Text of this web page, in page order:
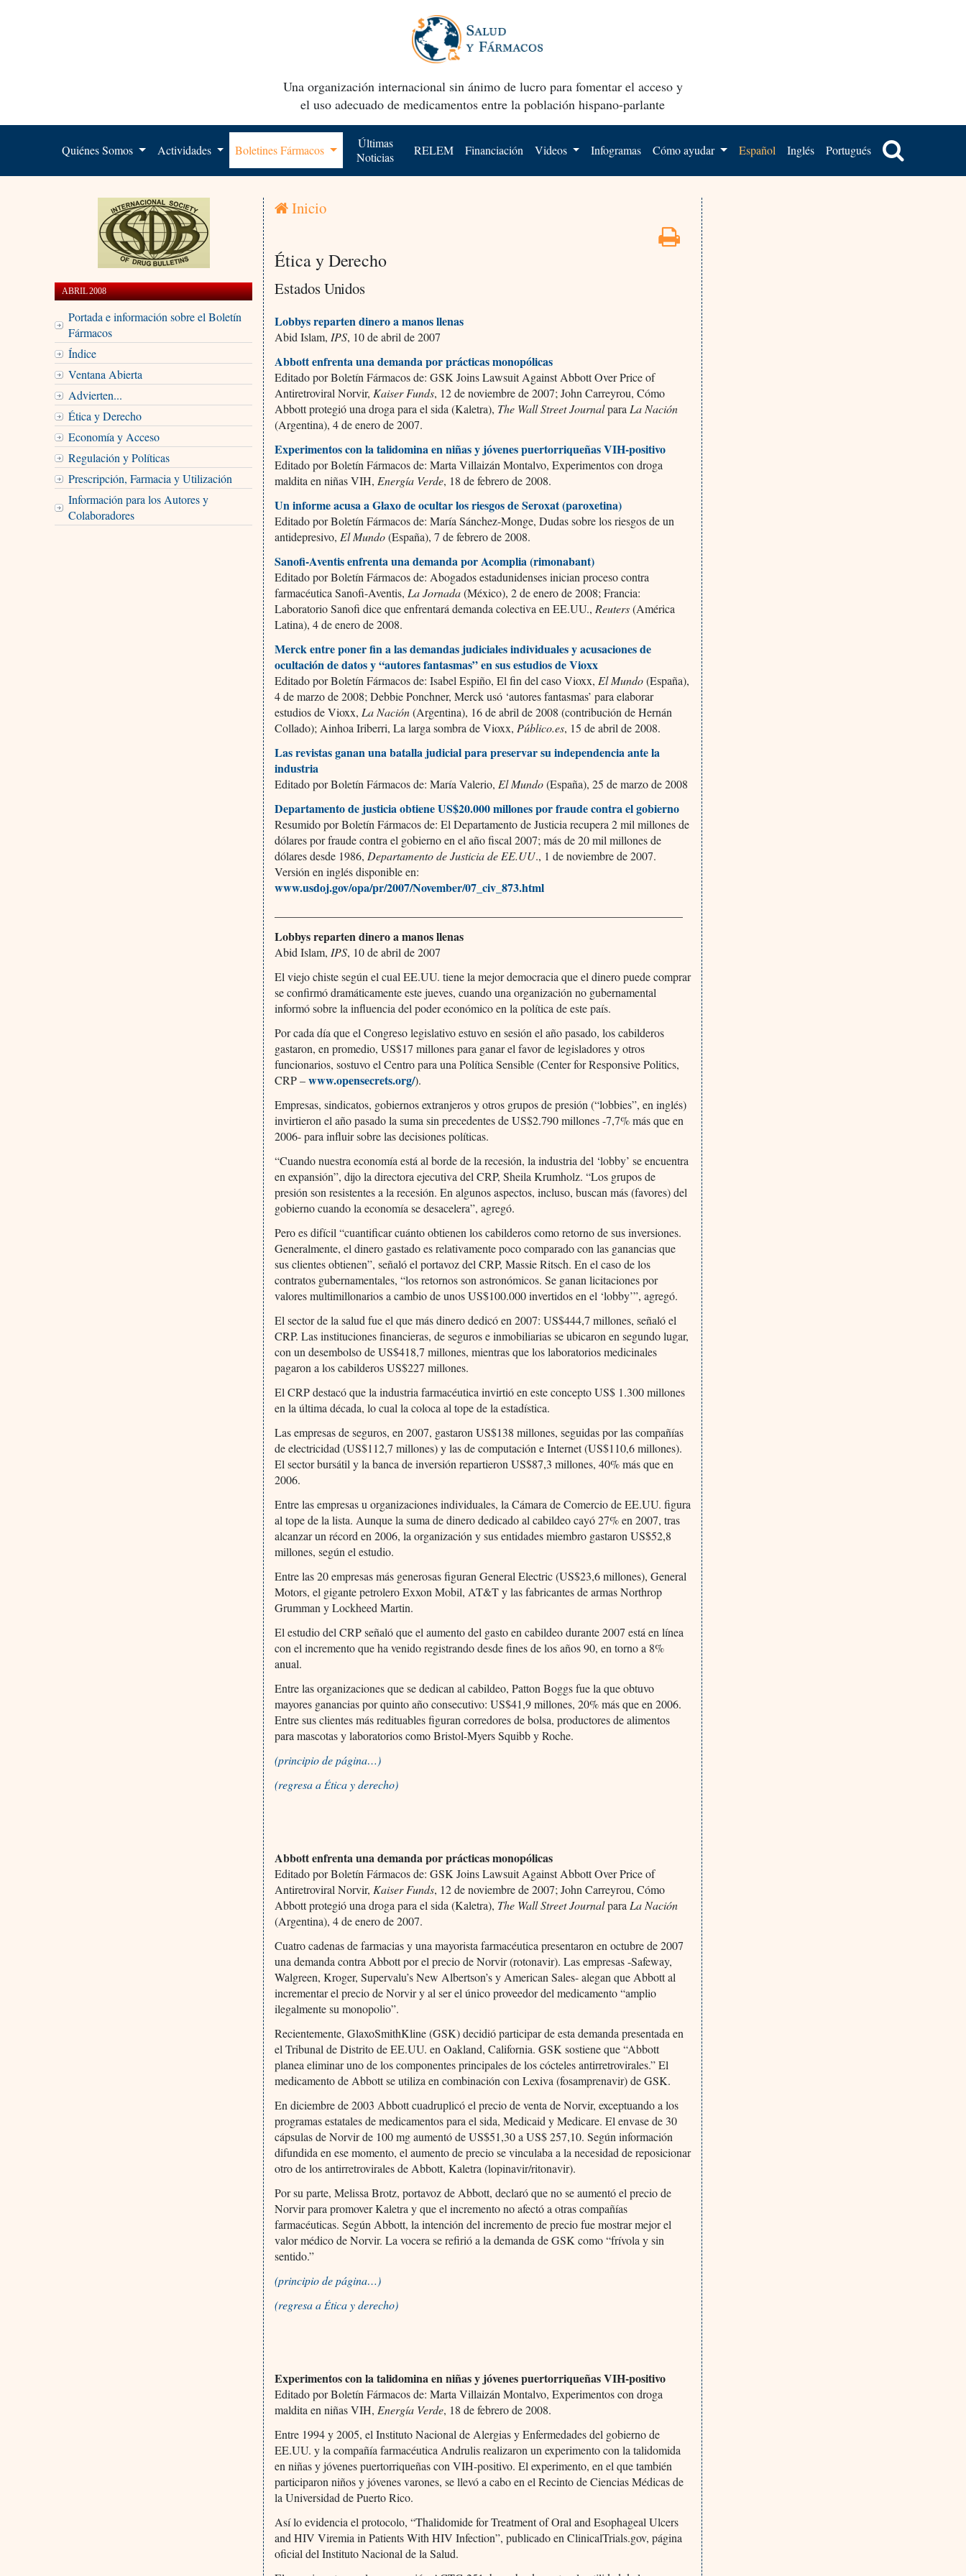
Una organización internacional sin ánimo de lucro para fomentar el acceso y
el uso adecuado de medicamentos entre la población hispano-parlante
Quiénes Somos Actividades Boletines Fármacos
Últimas
Noticias
RELEM Financiación Videos Infogramas Cómo ayudar Español Inglés Portugués
ABRIL 2008
Portada e información sobre el Boletín
Fármacos
Índice
Ventana Abierta
Advierten...
Ética y Derecho
Economía y Acceso
Regulación y Políticas
Prescripción, Farmacia y Utilización
Información para los Autores y
Colaboradores
Inicio
Ética y Derecho
Estados Unidos
Lobbys reparten dinero a manos llenas
Abid Islam, IPS, 10 de abril de 2007
Abbott enfrenta una demanda por prácticas monopólicas
Editado por Boletín Fármacos de: GSK Joins Lawsuit Against Abbott Over Price of
Antiretroviral Norvir, Kaiser Funds, 12 de noviembre de 2007; John Carreyrou, Cómo
Abbott protegió una droga para el sida (Kaletra), The Wall Street Journalpara La Nación
(Argentina), 4 de enero de 2007.
Experimentos con la talidomina en niñas y jóvenes puertorriqueñas VIH-positivo
Editado por Boletín Fármacos de: Marta Villaizán Montalvo, Experimentos con droga
maldita en niñas VIH, Energía Verde, 18 de febrero de 2008.
Un informe acusa a Glaxo de ocultar los riesgos de Seroxat (paroxetina)
Editado por Boletín Fármacos de: María Sánchez-Monge, Dudas sobre los riesgos de un
antidepresivo, El Mundo(España), 7 de febrero de 2008.
Sanofi-Aventis enfrenta una demanda por Acomplia (rimonabant)
Editado por Boletín Fármacos de: Abogados estadunidenses inician proceso contra
farmacéutica Sanofi-Aventis, La Jornada(México), 2 de enero de 2008; Francia:
Laboratorio Sanofi dice que enfrentará demanda colectiva en EE.UU., Reuters(América
Latina), 4 de enero de 2008.
Merck entre poner fin a las demandas judiciales individuales y acusaciones de
ocultación de datos y “autores fantasmas” en sus estudios de Vioxx
Editado por Boletín Fármacos de: Isabel Espiño, El fin del caso Vioxx, El Mundo(España),
4 de marzo de 2008; Debbie Ponchner, Merck usó ‘autores fantasmas’ para elaborar
estudios de Vioxx, La Nación(Argentina), 16 de abril de 2008 (contribución de Hernán
Collado); Ainhoa Iriberri, La larga sombra de Vioxx, Público.es, 15 de abril de 2008.
Las revistas ganan una batalla judicial para preservar su independencia ante la
industria
Editado por Boletín Fármacos de: María Valerio, El Mundo(España), 25 de marzo de 2008
Departamento de justicia obtiene US$20.000 millones por fraude contra el gobierno
Resumido por Boletín Fármacos de: El Departamento de Justicia recupera 2 mil millones de
dólares por fraude contra el gobierno en el año fiscal 2007; más de 20 mil millones de
dólares desde 1986, Departamento de Justicia de EE.UU., 1 de noviembre de 2007.
Versión en inglés disponible en:
www.usdoj.gov/opa/pr/2007/November/07_civ_873.html
Lobbys reparten dinero a manos llenas
Abid Islam, IPS, 10 de abril de 2007
El viejo chiste según el cual EE.UU. tiene la mejor democracia que el dinero puede comprar
se confirmó dramáticamente este jueves, cuando una organización no gubernamental
informó sobre la influencia del poder económico en la política de este país.
Por cada día que el Congreso legislativo estuvo en sesión el año pasado, los cabilderos
gastaron, en promedio, US$17 millones para ganar el favor de legisladores y otros
funcionarios, sostuvo el Centro para una Política Sensible (Center for Responsive Politics,
CRP –www.opensecrets.org/).
Empresas, sindicatos, gobiernos extranjeros y otros grupos de presión (“lobbies”, en inglés)
invirtieron el año pasado la suma sin precedentes de US$2.790 millones -7,7% más que en
2006- para influir sobre las decisiones políticas.
“Cuando nuestra economía está al borde de la recesión, la industria del ‘lobby’ se encuentra
en expansión”, dijo la directora ejecutiva del CRP, Sheila Krumholz. “Los grupos de
presión son resistentes a la recesión. En algunos aspectos, incluso, buscan más (favores) del
gobierno cuando la economía se desacelera”, agregó.
Pero es difícil “cuantificar cuánto obtienen los cabilderos como retorno de sus inversiones.
Generalmente, el dinero gastado es relativamente poco comparado con las ganancias que
sus clientes obtienen”, señaló el portavoz del CRP, Massie Ritsch. En el caso de los
contratos gubernamentales, “los retornos son astronómicos. Se ganan licitaciones por
valores multimillonarios a cambio de unos US$100.000 invertidos en el ‘lobby’”, agregó.
El sector de la salud fue el que más dinero dedicó en 2007: US$444,7 millones, señaló el
CRP. Las instituciones financieras, de seguros e inmobiliarias se ubicaron en segundo lugar,
con un desembolso de US$418,7 millones, mientras que los laboratorios medicinales
pagaron a los cabilderos US$227 millones.
El CRP destacó que la industria farmacéutica invirtió en este concepto US$ 1.300 millones
en la última década, lo cual la coloca al tope de la estadística.
Las empresas de seguros, en 2007, gastaron US$138 millones, seguidas por las compañías
de electricidad (US$112,7 millones) y las de computación e Internet (US$110,6 millones).
El sector bursátil y la banca de inversión repartieron US$87,3 millones, 40% más que en
2006.
Entre las empresas u organizaciones individuales, la Cámara de Comercio de EE.UU. figura
al tope de la lista. Aunque la suma de dinero dedicado al cabildeo cayó 27% en 2007, tras
alcanzar un récord en 2006, la organización y sus entidades miembro gastaron US$52,8
millones, según el estudio.
Entre las 20 empresas más generosas figuran General Electric (US$23,6 millones), General
Motors, el gigante petrolero Exxon Mobil, AT&T y las fabricantes de armas Northrop
Grumman y Lockheed Martin.
El estudio del CRP señaló que el aumento del gasto en cabildeo durante 2007 está en línea
con el incremento que ha venido registrando desde fines de los años 90, en torno a 8%
anual.
Entre las organizaciones que se dedican al cabildeo, Patton Boggs fue la que obtuvo
mayores ganancias por quinto año consecutivo: US$41,9 millones, 20% más que en 2006.
Entre sus clientes más redituables figuran corredores de bolsa, productores de alimentos
para mascotas y laboratorios como Bristol-Myers Squibb y Roche.
(principio de página…)
(regresa a Ética y derecho)
Abbott enfrenta una demanda por prácticas monopólicas
Editado por Boletín Fármacos de: GSK Joins Lawsuit Against Abbott Over Price of
Antiretroviral Norvir, Kaiser Funds, 12 de noviembre de 2007; John Carreyrou, Cómo
Abbott protegió una droga para el sida (Kaletra), The Wall Street Journalpara La Nación
(Argentina), 4 de enero de 2007.
Cuatro cadenas de farmacias y una mayorista farmacéutica presentaron en octubre de 2007
una demanda contra Abbott por el precio de Norvir (rotonavir). Las empresas -Safeway,
Walgreen, Kroger, Supervalu’s New Albertson’s y American Sales- alegan que Abbott al
incrementar el precio de Norvir y al ser el único proveedor del medicamento “amplio
ilegalmente su monopolio”.
Recientemente, GlaxoSmithKline (GSK) decidió participar de esta demanda presentada en
el Tribunal de Distrito de EE.UU. en Oakland, California. GSK sostiene que “Abbott
planea eliminar uno de los componentes principales de los cócteles antirretrovirales.” El
medicamento de Abbott se utiliza en combinación con Lexiva (fosamprenavir) de GSK.
En diciembre de 2003 Abbott cuadruplicó el precio de venta de Norvir, exceptuando a los
programas estatales de medicamentos para el sida, Medicaid y Medicare. El envase de 30
cápsulas de Norvir de 100 mg aumentó de US$51,30 a US$ 257,10. Según información
difundida en ese momento, el aumento de precio se vinculaba a la necesidad de reposicionar
otro de los antirretrovirales de Abbott, Kaletra (lopinavir/ritonavir).
Por su parte, Melissa Brotz, portavoz de Abbott, declaró que no se aumentó el precio de
Norvir para promover Kaletra y que el incremento no afectó a otras compañías
farmacéuticas. Según Abbott, la intención del incremento de precio fue mostrar mejor el
valor médico de Norvir. La vocera se refirió a la demanda de GSK como “frívola y sin
sentido.”
(principio de página…)
(regresa a Ética y derecho)
Experimentos con la talidomina en niñas y jóvenes puertorriqueñas VIH-positivo
Editado por Boletín Fármacos de: Marta Villaizán Montalvo, Experimentos con droga
maldita en niñas VIH, Energía Verde, 18 de febrero de 2008.
Entre 1994 y 2005, el Instituto Nacional de Alergias y Enfermedades del gobierno de
EE.UU. y la compañía farmacéutica Andrulis realizaron un experimento con la talidomida
en niñas y jóvenes puertorriqueñas con VIH-positivo. El experimento, en el que también
participaron niños y jóvenes varones, se llevó a cabo en el Recinto de Ciencias Médicas de
la Universidad de Puerto Rico.
Así lo evidencia el protocolo, “Thalidomide for Treatment of Oral and Esophageal Ulcers
and HIV Viremia in Patients With HIV Infection”, publicado en ClinicalTrials.gov, página
oficial del Instituto Nacional de la Salud.